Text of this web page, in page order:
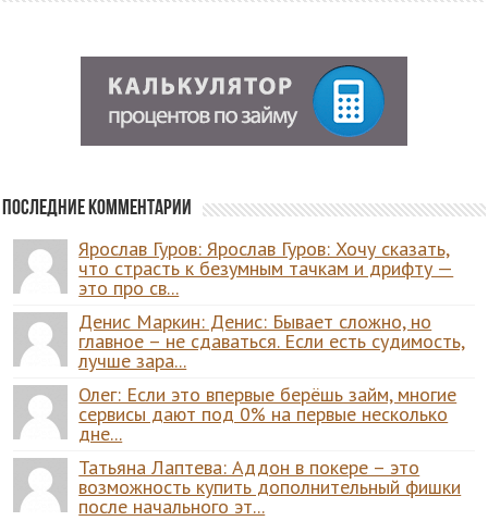
Последние комментарии
Ярослав Гуров: Ярослав Гуров: Хочу сказать,
что страсть к безумным тачкам и дрифту —
это про св...
Денис Маркин: Денис: Бывает сложно, но
главное – не сдаваться. Если есть судимость,
лучше зара...
Олег: Если это впервые берёшь займ, многие
сервисы дают под 0% на первые несколько
дне...
Татьяна Лаптева: Аддон в покере – это
возможность купить дополнительный фишки
после начального эт...